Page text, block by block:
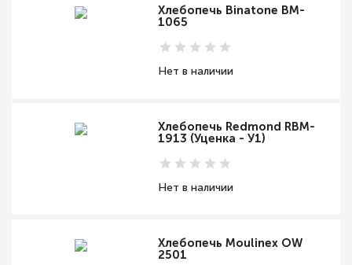
Хлебопечь Binatone BM-
1065
Нет в наличии
Хлебопечь Redmond RBM-
1913 (Уценка - У1)
Нет в наличии
Хлебопечь Moulinex OW
2501